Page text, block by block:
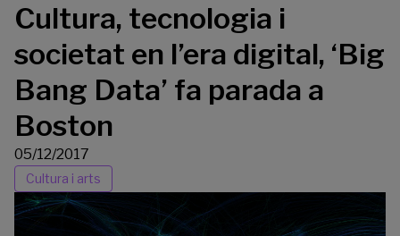
Cultura, tecnologia i
societat en l’era digital, ‘Big
Bang Data’ fa parada a
Boston
05/12/2017
Cultura i arts